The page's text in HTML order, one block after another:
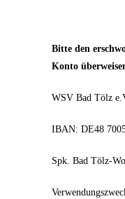
Bitte den
Konto
WSV Bad Tölz
IBAN: DE48
Spk. Bad Tölz-